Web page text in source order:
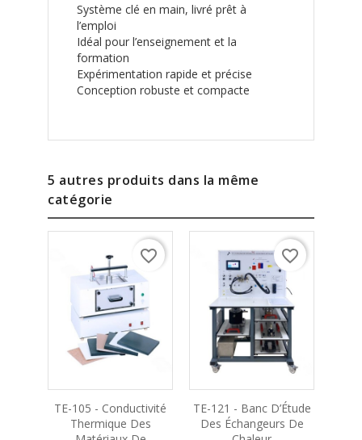
Système clé en main, livré prêt à
l’emploi
Idéal pour l’enseignement et la
formation
Expérimentation rapide et précise
Conception robuste et compacte
5 autres produits dans la même
catégorie
TE-105 - Conductivité
Thermique Des
favorite_border
TE-121 - Banc D’Étude
Des Échangeurs De
favorite_border